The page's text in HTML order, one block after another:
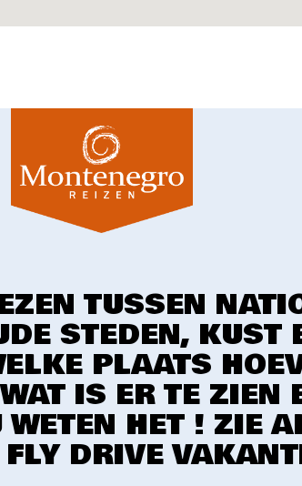
TUSSEN
STEDEN, KUST
PLAATS
IS ER TE ZIEN
HET ! ZIE
DRIVE